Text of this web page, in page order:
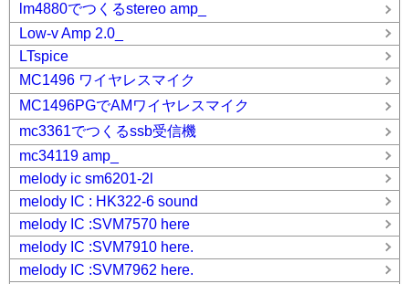
lm4880でつくるstereo amp_
Low-v Amp 2.0_
LTspice
MC1496 ワイヤレスマイク
MC1496PGでAMワイヤレスマイク
mc3361でつくるssb受信機
mc34119 amp_
melody ic sm6201-2l
melody IC : HK322-6 sound
melody IC :SVM7570 here
melody IC :SVM7910 here.
melody IC :SVM7962 here.